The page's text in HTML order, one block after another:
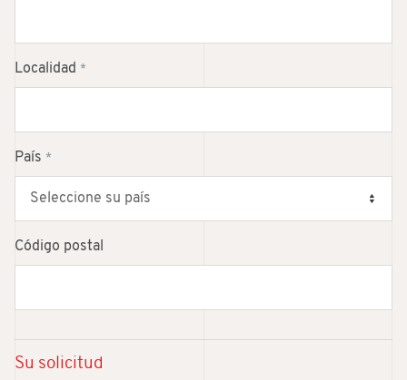
Localidad *
País *
Código postal
Su solicitud